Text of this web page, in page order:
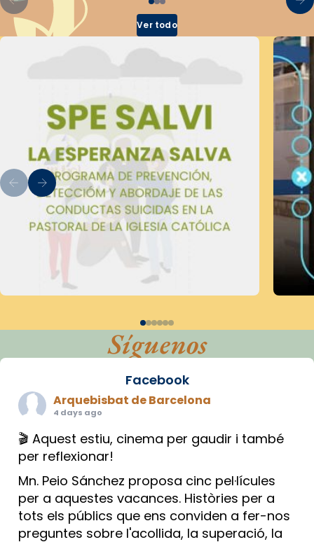
Ver todo
Síguenos
Facebook
Arquebisbat de Barcelona
4 days ago
🎬 Aquest estiu, cinema per gaudir i també
per reflexionar!
Mn. Peio Sánchez proposa cinc pel·lícules
per a aquestes vacances. Històries per a
tots els públics que ens conviden a fer-nos
preguntes sobre l'acollida, la superació, la